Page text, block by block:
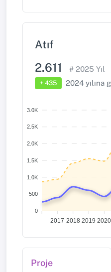
Atıf
2.611 # 2025 Yıl
+ 435 2024 yılına
3.0K
2.5K
2.0K
1.5K
1.0K
500
0
2017 2018 2019 2020
Proje